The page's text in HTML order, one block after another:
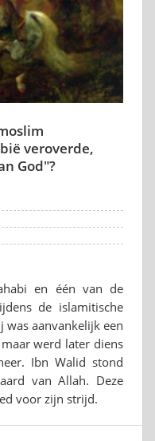
veroverde,
God"?
en één van de
de islamitische
was aanvankelijk een
werd later diens
Ibn Walid stond
van Allah. Deze
voor zijn strijd.